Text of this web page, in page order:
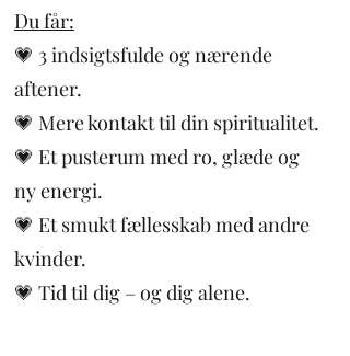
Du får:
💗 3 indsigtsfulde og nærende
aftener.
💗 Mere kontakt til din spiritualitet.
💗 Et pusterum med ro, glæde og
ny energi.
💗 Et smukt fællesskab med andre
kvinder.
💗 Tid til dig – og dig alene.